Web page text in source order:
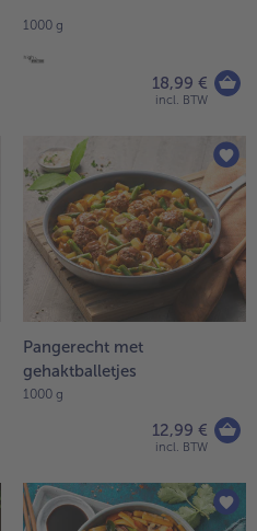
1000 g
18,99 €
incl. BTW
Pangerecht met
gehaktballetjes
1000 g
12,99 €
incl. BTW